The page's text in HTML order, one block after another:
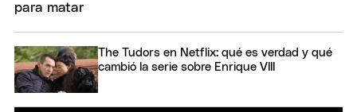
The Tudors en Netflix: qué es verdad y qué
cambió la serie sobre Enrique VIII